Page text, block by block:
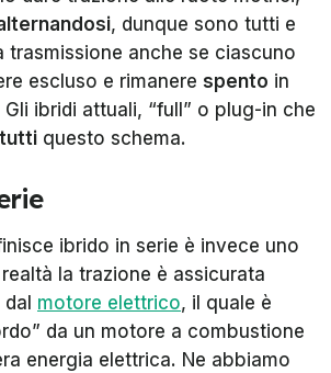
, dunque sono tutti e
trasmissione anche se ciascuno
escluso e rimanere spento in
ibridi attuali, “full” o plug-in che
tutti questo schema.
ibrido in serie è invece uno
la trazione è assicurata
dal motore elettrico, il quale è
da un motore a combustione
energia elettrica. Ne abbiamo